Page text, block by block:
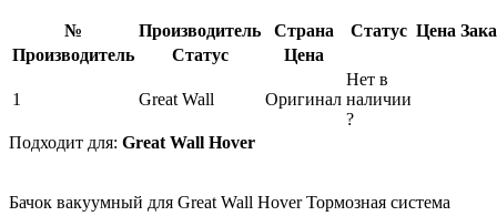
№ Производитель Страна Статус Цена
Производитель
Статус Цена
1 Great Wall Оригинал
Нет в
наличии
?
Подходит для: Great Wall Hover
Бачок вакуумный для Great Wall Hover Тормозная система